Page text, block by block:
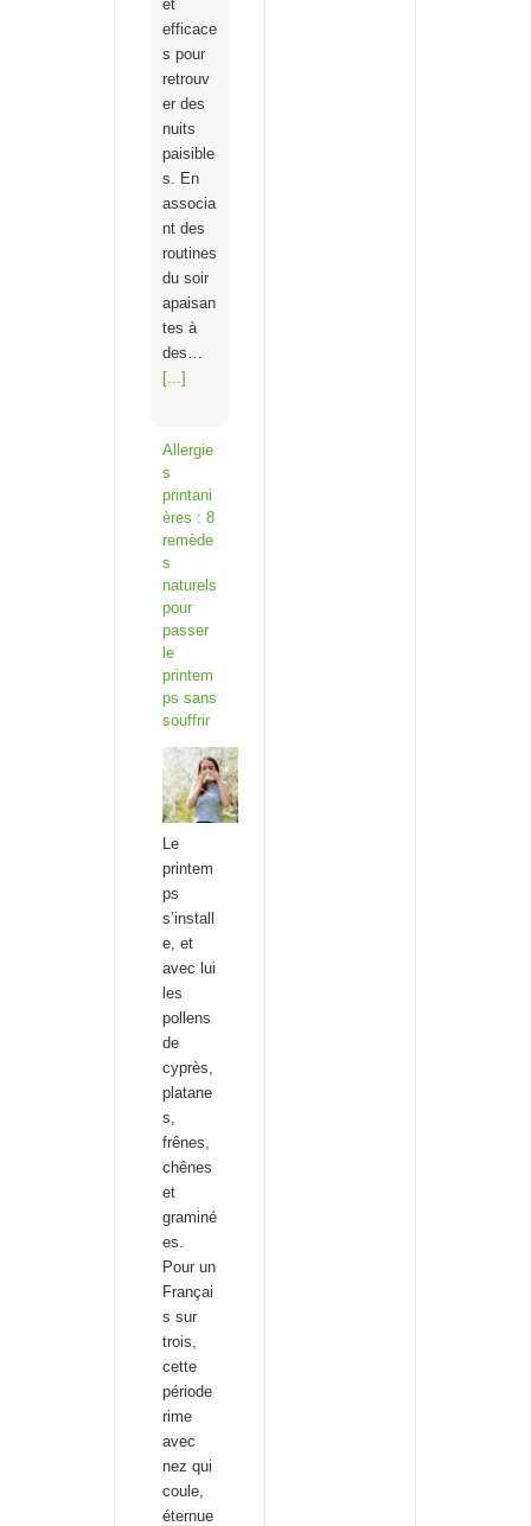
et
efficace
s pour
retrouv
er des
nuits
paisible
s. En
associa
nt des
routines
du soir
apaisan
tes à
des…
[...]
Allergie
s
printani
ères : 8
remède
s
naturels
pour
passer
le
printem
ps sans
souffrir
Le
printem
ps
s’install
e, et
avec lui
les
pollens
de
cyprès,
platane
s,
frênes,
chênes
et
graminé
es.
Pour un
Françai
s sur
trois,
cette
période
rime
avec
nez qui
coule,
éternue